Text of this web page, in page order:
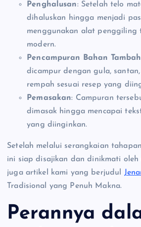
Penghalusan: Setelah telo
dihaluskan hingga menjadi
menggunakan alat penggiling
modern.
Pencampuran Bahan
dicampur dengan gula,
rempah sesuai resep yang
Pemasakan: Campuran
dimasak hingga mencapai
yang diinginkan.
Setelah melalui serangkaian
ini siap disajikan dan dinikmati oleh
juga artikel kami yang berjudul
Tradisional yang Penuh Makna.
Perannya